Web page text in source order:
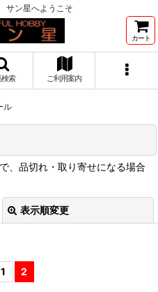
サン星へようこそ
カート
検索 ご利用案内
ル
、品切れ・取り寄せになる場合
表示順変更
1 2